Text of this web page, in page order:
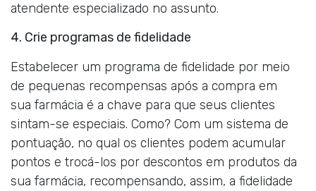
atendente especializado no assunto.
4. Crie programas de fidelidade
Estabelecer um programa de fidelidade por meio
de pequenas recompensas após a compra em
sua farmácia é a chave para que seus clientes
sintam-se especiais. Como? Com um sistema de
pontuação, no qual os clientes podem acumular
pontos e trocá-los por descontos em produtos da
sua farmácia, recompensando, assim, a fidelidade